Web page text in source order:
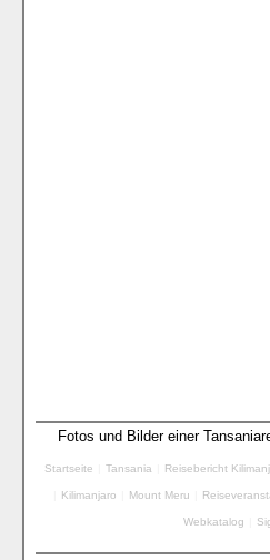
Fotos und Bilder einer
Startseite Tansania Reisebericht
Kilimanjaro Mount Meru
Webkatalog